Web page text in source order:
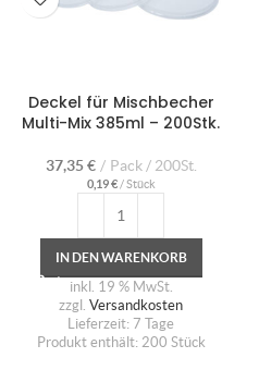
Deckel für Mischbecher
Multi-Mix 385ml – 200Stk.
37,35€ Pack / 200St.
0,19€/Stück
IN DEN WARENKORB
inkl. 19 % MwSt.
zzgl. Versandkosten
Lieferzeit: 7 Tage
Produkt enthält: 200 Stück